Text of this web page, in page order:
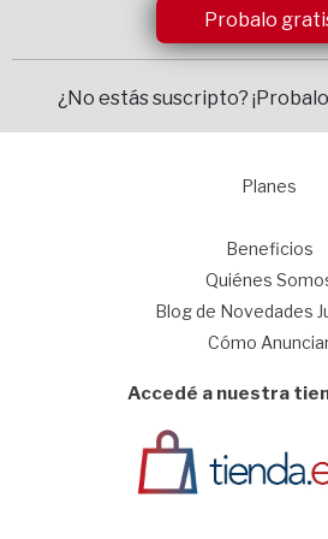
Probalo
¿No estás suscripto?
Planes
Beneficios
Quiénes
Blog de Novedades
Cómo
Accedé a nuestra